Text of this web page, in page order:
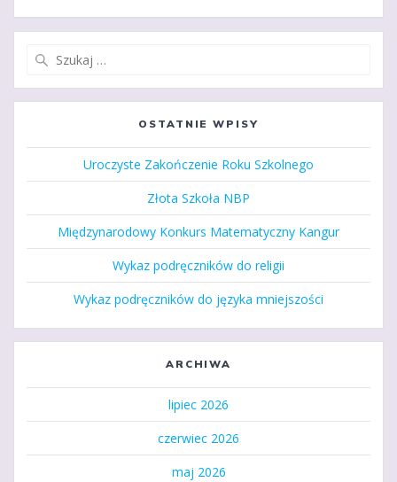
OSTATNIE WPISY
Uroczyste Zakończenie Roku Szkolnego
Złota Szkoła NBP
Międzynarodowy Konkurs Matematyczny Kangur
Wykaz podręczników do religii
Wykaz podręczników do języka mniejszości
ARCHIWA
lipiec 2026
czerwiec 2026
maj 2026